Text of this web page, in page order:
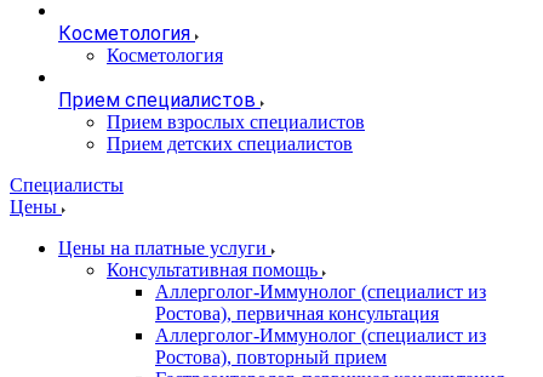
Косметология
Косметология
Прием специалистов
Прием взрослых специалистов
Прием детских специалистов
Специалисты
Цены
Цены на платные услуги
Консультативная помощь
Аллерголог-Иммунолог (специалист из
Ростова), первичная консультация
Аллерголог-Иммунолог (специалист из
Ростова), повторный прием